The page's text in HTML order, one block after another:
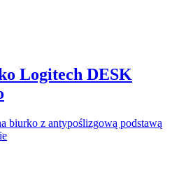
Logitech DESK
biurko z antypoślizgową podstawą